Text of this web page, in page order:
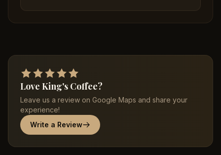
Love King's Coffee?
Leave us a review on Google Maps and share your
experience!
Write a Review